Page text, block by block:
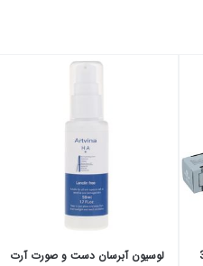
30
لوسیون آبرسان دست و صورت آرت